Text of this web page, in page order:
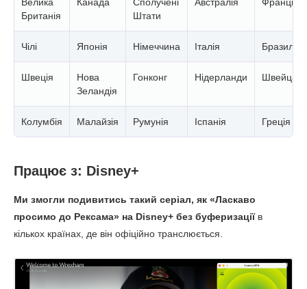
Велика
Британія
Канада
Сполучені
Штати
Австралія Франція
Чілі Японія Німеччина Італія Бразилія
Швеція
Нова
Зеландія
Гонконг Нідерланди
Колумбія Малайзія Румунія Іспанія Греція
Працює з: Disney+
Ми змогли подивитись такий серіал, як «Ласкаво
просимо до Рексама» на Disney+ без буферизаціїв
кількох країнах, де він офіційно транслюється.